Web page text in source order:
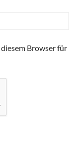
Browser für